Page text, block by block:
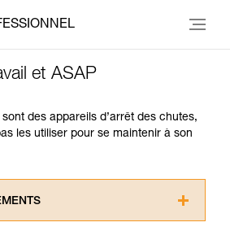
et ASAP
des appareils d’arrêt des chutes,
les utiliser pour se maintenir à son